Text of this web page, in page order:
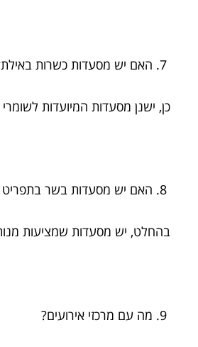
האם יש מסעדות כשרות
כן, ישנן מסעדות המיועדות
האם יש מסעדות בשר
בהחלט, יש מסעדות שמציעות
מה עם מרכזי אירועים?